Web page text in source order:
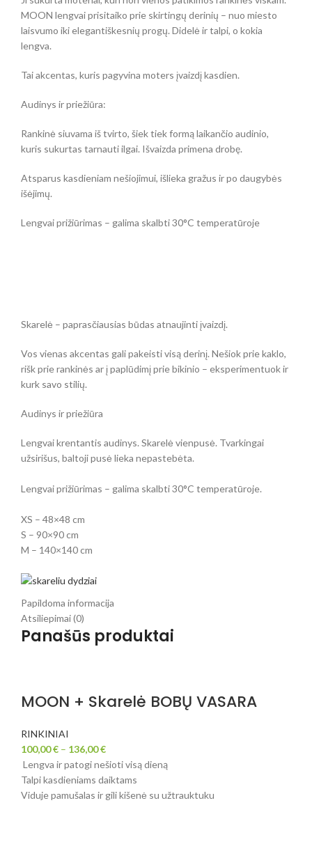
MOON lengvai prisitaiko prie skirtingų derinių – nuo miesto
laisvumo iki elegantiškesnių progų. Didelė ir talpi, o kokia
lengva.
Tai akcentas, kuris pagyvina moters įvaizdį kasdien.
Audinys ir priežiūra:
Rankinė siuvama iš tvirto, šiek tiek formą laikančio audinio,
kuris sukurtas tarnauti ilgai. Išvaizda primena drobę.
Atsparus kasdieniam nešiojimui, išlieka gražus ir po daugybės
išėjimų.
Lengvai prižiūrimas – galima skalbti 30°C temperatūroje
Skarelė – paprasčiausias būdas atnaujinti įvaizdį.
Vos vienas akcentas gali pakeisti visą derinį. Nešiok prie kaklo,
rišk prie rankinės ar į paplūdimį prie bikinio – eksperimentuok ir
kurk savo stilių.
Audinys ir priežiūra
Lengvai krentantis audinys. Skarelė vienpusė. Tvarkingai
užsirišus, baltoji pusė lieka nepastebėta.
Lengvai prižiūrimas – galima skalbti 30°C temperatūroje.
XS – 48×48 cm
S – 90×90 cm
M – 140×140 cm
Papildoma informacija
Atsiliepimai (0)
Panašūs produktai
MOON + Skarelė BOBŲ VASARA
RINKINIAI
100,00€ – 136,00€
Lengva ir patogi nešioti visą dieną
Talpi kasdieniams daiktams
Viduje pamušalas ir gili kišenė su užtrauktuku